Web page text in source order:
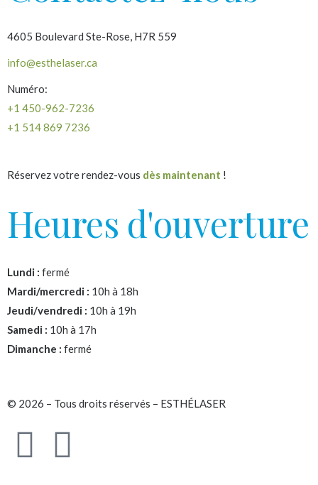
4605 Boulevard Ste-Rose, H7R 559
info@esthelaser.ca
Numéro:
+1 450-962-7236
+1 514 869 7236
Réservez votre rendez-vous dès maintenant !
Heures d'ouverture
Lundi : fermé
Mardi/mercredi : 10h à 18h
Jeudi/vendredi : 10h à 19h
Samedi : 10h à 17h
Dimanche : fermé
© 2026 – Tous droits réservés – ESTHÉLASER